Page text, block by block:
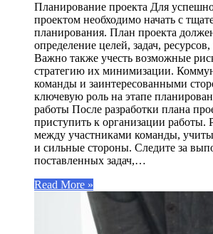
Планирование проекта Для
проектом необходимо начать с
планирования. План проекта
определение целей, задач,
Важно также учесть возможные
стратегию их минимизации.
команды и заинтересованными
ключевую роль на этапе
работы После разработки плана
приступить к организации работы.
между участниками команды,
и сильные стороны. Следите за
поставленных задач,…
Read More »